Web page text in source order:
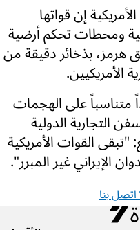
إن قواتها
ومحطات تحكم أرضية
هرمز، بذخائر دقيقة من
الأمريكيين.
متناسباً على الهجمات
التجارية الدولية
"تبقى القوات الأمريكية
الإيراني غير المبرر".
بنا